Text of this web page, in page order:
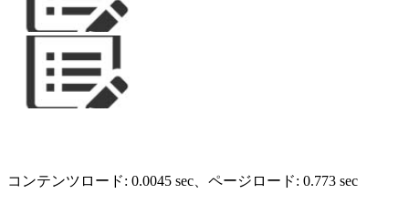
コンテンツロード: 0.0045 sec 、ページロード: 0.773 sec